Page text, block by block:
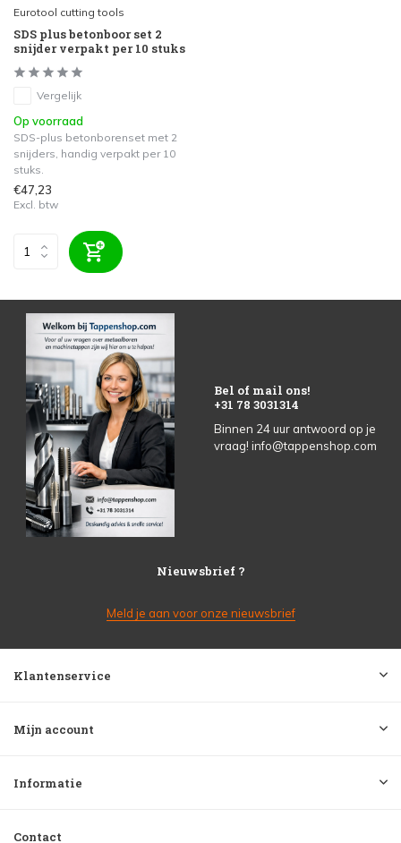
Eurotool cutting tools
SDS plus betonboor set 2
snijder verpakt per 10 stuks
Vergelijk
Op voorraad
SDS-plus betonborenset met 2
snijders, handig verpakt per 10
stuks.
€47,23
Excl. btw
Bel of mail ons!
+31 78 3031314
Binnen 24 uur antwoord op je
vraag! info@tappenshop.com
Nieuwsbrief ?
Meld je aan voor onze nieuwsbrief
Klantenservice
Mijn account
Informatie
Contact